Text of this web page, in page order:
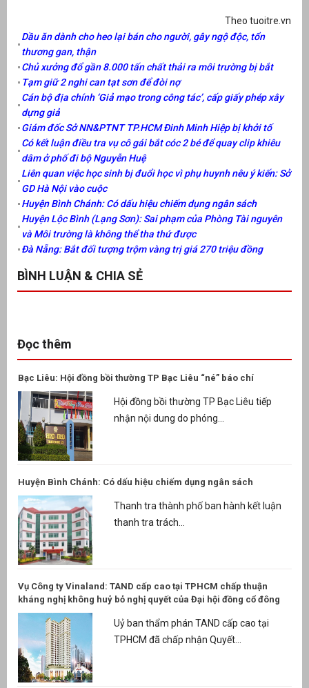
Theo tuoitre.vn
Dầu ăn dành cho heo lại bán cho người, gây ngộ độc, tổn
thương gan, thận
Chủ xưởng đổ gần 8.000 tấn chất thải ra môi trường bị bắt
Tạm giữ 2 nghi can tạt sơn để đòi nợ
Cán bộ địa chính ‘Giả mạo trong công tác’, cấp giấy phép xây
dựng giả
Giám đốc Sở NN&PTNT TP.HCM Đinh Minh Hiệp bị khởi tố
Có kết luận điều tra vụ cô gái bắt cóc 2 bé để quay clip khiêu
dâm ở phố đi bộ Nguyễn Huệ
Liên quan việc học sinh bị đuổi học vì phụ huynh nêu ý kiến: Sở
GD Hà Nội vào cuộc
Huyện Bình Chánh: Có dấu hiệu chiếm dụng ngân sách
Huyện Lộc Bình (Lạng Sơn): Sai phạm của Phòng Tài nguyên
và Môi trường là không thể tha thứ được
Đà Nẵng: Bắt đối tượng trộm vàng trị giá 270 triệu đồng
BÌNH LUẬN & CHIA SẺ
Đọc thêm
Bạc Liêu: Hội đồng bồi thường TP Bạc Liêu “né” báo chí
Hội đồng bồi thường TP Bạc Liêu tiếp
nhận nội dung do phóng...
Huyện Bình Chánh: Có dấu hiệu chiếm dụng ngân sách
Thanh tra thành phố ban hành kết luận
thanh tra trách...
Vụ Công ty Vinaland: TAND cấp cao tại TPHCM chấp thuận
kháng nghị không huỷ bỏ nghị quyết của Đại hội đồng cổ đông
Uỷ ban thẩm phán TAND cấp cao tại
TPHCM đã chấp nhận Quyết...